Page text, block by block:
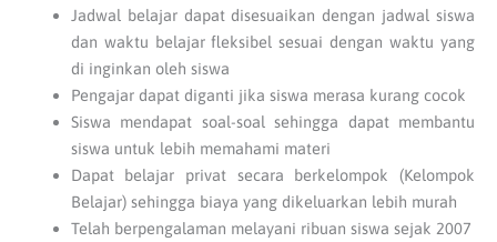
Jadwal belajar dapat disesuaikan dengan jadwal siswa
dan waktu belajar fleksibel sesuai dengan waktu yang
di inginkan oleh siswa
Pengajar dapat diganti jika siswa merasa kurang cocok
Siswa mendapat soal-soal sehingga dapat membantu
siswa untuk lebih memahami materi
Dapat belajar privat secara berkelompok (Kelompok
Belajar) sehingga biaya yang dikeluarkan lebih murah
Telah berpengalaman melayani ribuan siswa sejak 2007